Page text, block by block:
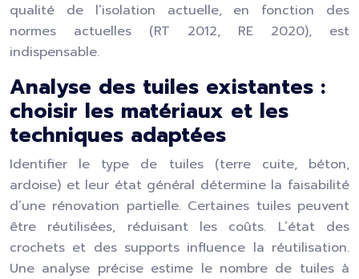
qualité de l’isolation actuelle, en fonction des
normes actuelles (RT 2012, RE 2020), est
indispensable.
Analyse des tuiles existantes :
choisir les matériaux et les
techniques adaptées
Identifier le type de tuiles (terre cuite, béton,
ardoise) et leur état général détermine la faisabilité
d’une rénovation partielle. Certaines tuiles peuvent
être réutilisées, réduisant les coûts. L’état des
crochets et des supports influence la réutilisation.
Une analyse précise estime le nombre de tuiles à